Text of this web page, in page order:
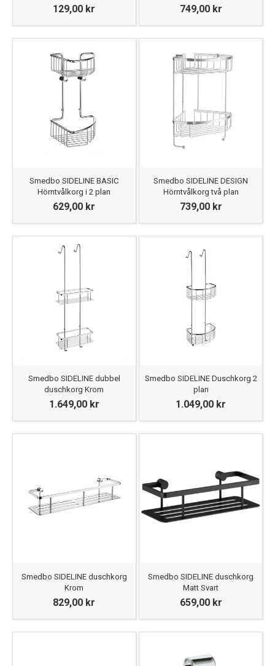
129,00 kr 749,00 kr
Smedbo SIDELINE BASIC
Hörntvålkorg i 2 plan
629,00 kr
Smedbo SIDELINE DESIGN
Hörntvålkorg två plan
739,00 kr
Smedbo SIDELINE dubbel
duschkorg Krom
1.649,00 kr
Smedbo SIDELINE Duschkorg 2
plan
1.049,00 kr
Smedbo SIDELINE duschkorg
Krom
829,00 kr
Smedbo SIDELINE duschkorg
Matt Svart
659,00 kr